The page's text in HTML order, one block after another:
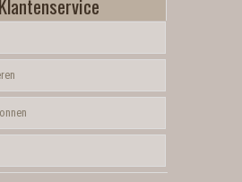
Klantenservice